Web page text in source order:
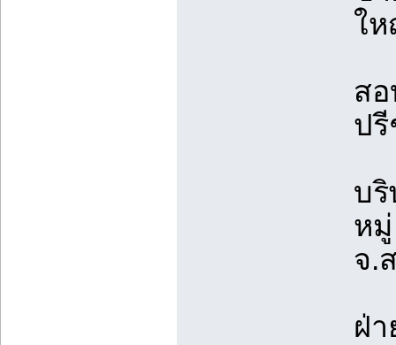
ใ
ส
ป
บริ
หมู่
จ.
ฝ่